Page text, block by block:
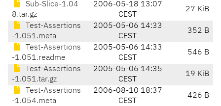
Sub-Slice-1.04
8.tar.gz
2006-05-18 13:07
CEST
27 KiB
Test-Assertions
-1.051.meta
2005-05-06 14:33
CEST
352 B
Test-Assertions
-1.051.readme
2005-05-06 14:33
CEST
546 B
Test-Assertions
-1.051.tar.gz
2005-05-06 14:35
CEST
19 KiB
Test-Assertions
-1.054.meta
2006-08-10 18:37
CEST
426 B